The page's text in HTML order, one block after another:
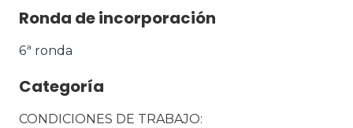
Ronda de incorporación
6ª ronda
Categoría
CONDICIONES DE TRABAJO